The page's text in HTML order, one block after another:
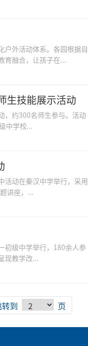
外活动体系。各园根据自
育融合，让孩子在...
生技能展示活动
，约300名师生参与。活动
中学校...
动在秦汉中学举行，采用
讲座，...
初级中学举行，180余人参
现教学改...
到 页